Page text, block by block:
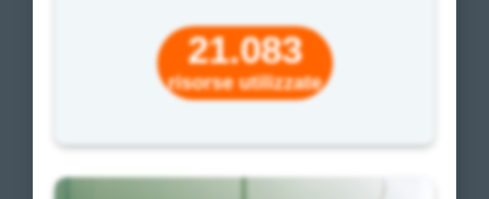
21.083
risorse utilizzate